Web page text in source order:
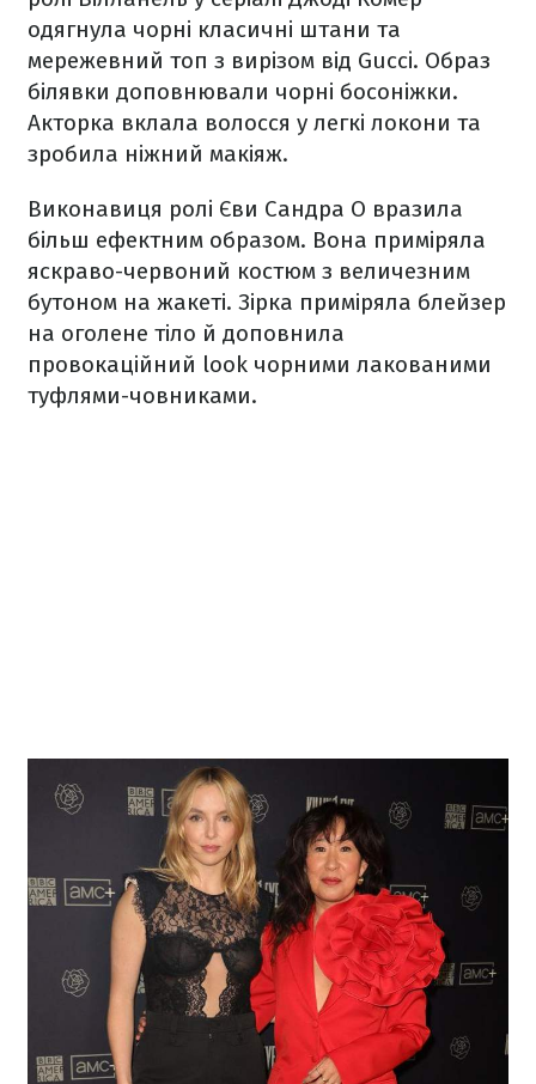
одягнула чорні класичні штани та
мережевний топ з вирізом від Gucci. Образ
білявки доповнювали чорні босоніжки.
Акторка вклала волосся у легкі локони та
зробила ніжний макіяж.
Виконавиця ролі Єви Сандра О вразила
більш ефектним образом. Вона приміряла
яскраво-червоний костюм з величезним
бутоном на жакеті. Зірка приміряла блейзер
на оголене тіло й доповнила
провокаційний look чорними лакованими
туфлями-човниками.